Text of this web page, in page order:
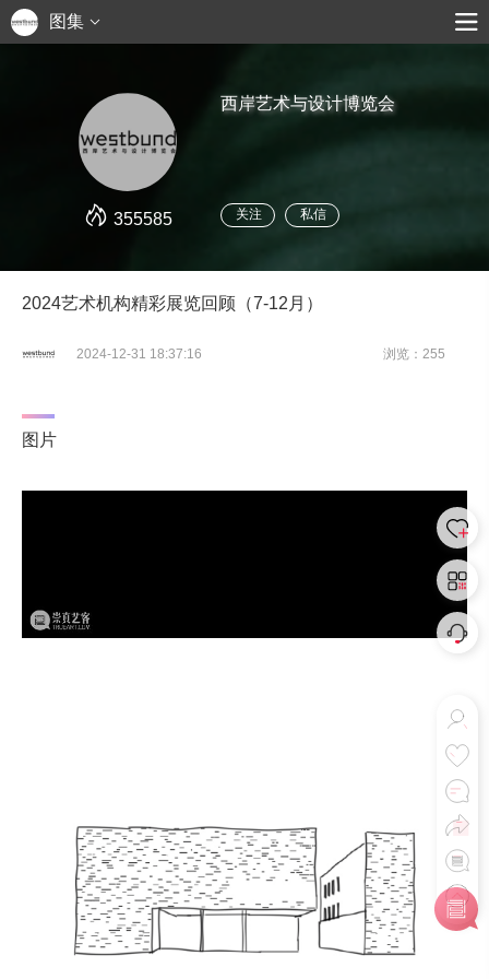
图集
355585
西岸艺术与设计博览会
关注 私信
2024艺术机构精彩展览回顾（7-12月）
2024-12-31 18:37:16 浏览：255
图片